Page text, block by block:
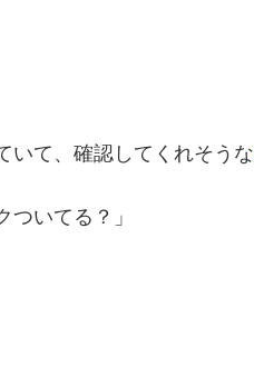
いて、確認してくれそうな
ついてる？」